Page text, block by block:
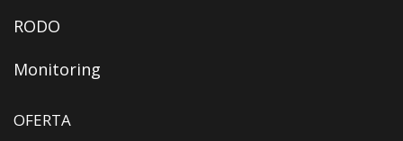
RODO
Monitoring
OFERTA